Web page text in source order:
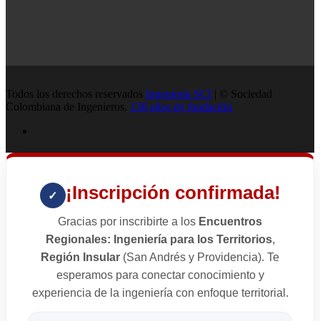
Todos los derechos reservados Ingenieria SCI | © Sociedad
Colombiana de Ingenieros. 138 años de fundación
✓ ¡Inscripción confirmada!
Gracias por inscribirte a los Encuentros
Regionales: Ingeniería para los Territorios,
Región Insular (San Andrés y Providencia). Te
esperamos para conectar conocimiento y
experiencia de la ingeniería con enfoque territorial.